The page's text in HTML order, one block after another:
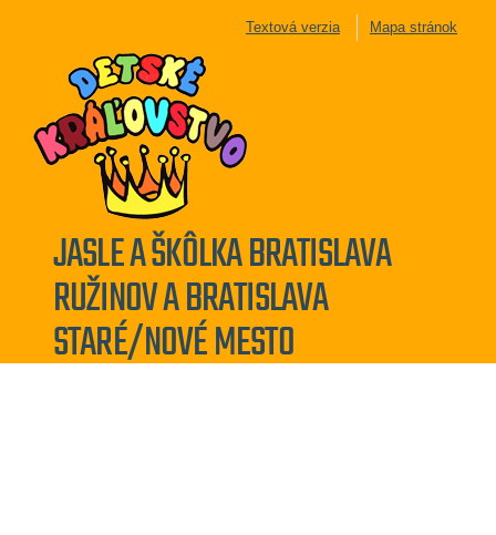
Textová verzia Mapa stránok
JASLE A ŠKÔLKA BRATISLAVA
RUŽINOV A BRATISLAVA
STARÉ/NOVÉ MESTO